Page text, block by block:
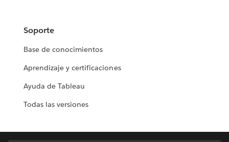
Soporte
Base de conocimientos
Aprendizaje y certificaciones
Ayuda de Tableau
Todas las versiones